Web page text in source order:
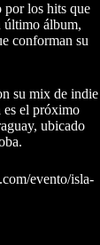
por los hits que
último álbum,
conforman su
su mix de indie
es el próximo
ubicado
evento/isla-